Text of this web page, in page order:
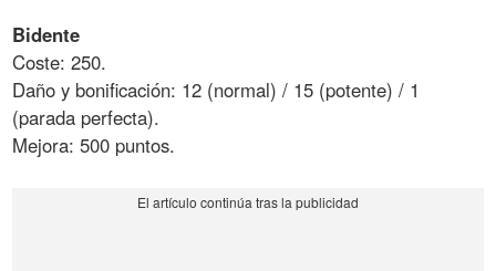
Bidente
Coste: 250.
Daño y bonificación: 12 (normal) / 15 (potente) / 1
(parada perfecta).
Mejora: 500 puntos.